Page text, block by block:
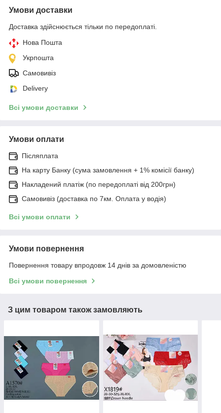
Умови доставки
Доставка здійснюється тільки по передоплаті.
Нова Пошта
Укрпошта
Самовивіз
Delivery
Всі умови доставки
Умови оплати
Післяплата
На карту Банку (сума замовлення + 1% комісії банку)
Накладений платіж (по передоплаті від 200грн)
Самовивіз (доставка по 7км. Оплата у водія)
Всі умови оплати
Умови повернення
Повернення товару впродовж 14 днів за домовленістю
Всі умови повернення
З цим товаром також замовляють